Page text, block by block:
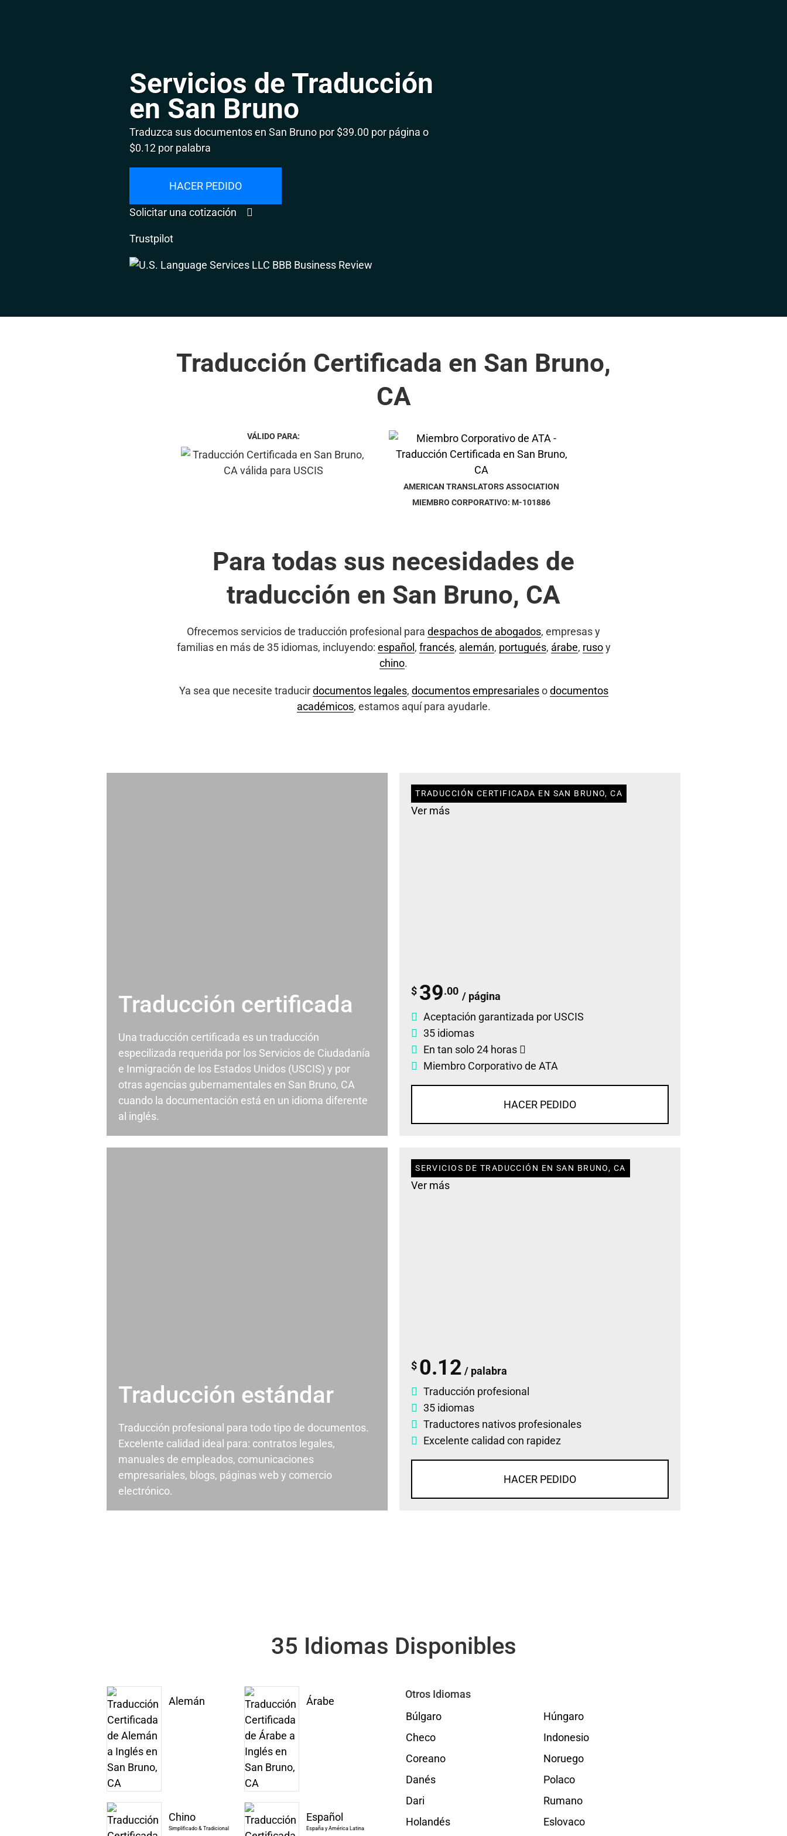
Servicios de Traducción
en San Bruno
Traduzca sus documentos en San Bruno por $39.00 por página o
$0.12 por palabra
HACER PEDIDO
Solicitar una cotización
Trustpilot
Traducción Certificada en San Bruno,
CA
VÁLIDO PARA:
AMERICAN TRANSLATORS ASSOCIATION
MIEMBRO CORPORATIVO: M-101886
Para todas sus necesidades de
traducción en San Bruno, CA
Ofrecemos servicios de traducción profesional para despachos de abogados, empresas y
familias en más de 35 idiomas, incluyendo: español , francés, alemán, portugués, árabe, rusoy
chino.
Ya sea que necesite traducirdocumentos legales, documentos empresarialesodocumentos
académicos, estamos aquí para ayudarle.
Traducción certificada
Una traducción certificada es un traducción
especilizada requerida por los Servicios de Ciudadanía
e Inmigración de los Estados Unidos (USCIS) y por
otras agencias gubernamentales en San Bruno, CA
cuando la documentación está en un idioma diferente
al inglés.
TRADUCCIÓN CERTIFICADA EN SAN BRUNO, CA
Ver más
$ 39.00 / página
Aceptación garantizada por USCIS
35 idiomas
En tan solo 24 horas
Miembro Corporativo de ATA
HACER PEDIDO
Traducción estándar
Traducción profesional para todo tipo de documentos.
Excelente calidad ideal para: contratos legales,
manuales de empleados, comunicaciones
empresariales, blogs, páginas web y comercio
electrónico.
SERVICIOS DE TRADUCCIÓN EN SAN BRUNO, CA
Ver más
$ 0.12 / palabra
Traducción profesional
35 idiomas
Traductores nativos profesionales
Excelente calidad con rapidez
HACER PEDIDO
35 Idiomas Disponibles
Alemán Árabe
Chino
Simplificado & Tradicional
Español
España y América Latina
Otros Idiomas
Búlgaro
Checo
Coreano
Danés
Dari
Holandés
Húngaro
Indonesio
Noruego
Polaco
Rumano
Eslovaco